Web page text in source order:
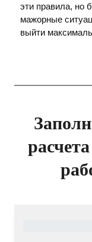
эти правила, но
мажорные
выйти